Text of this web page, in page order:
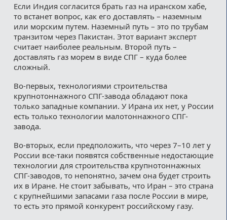
Если Индия согласится брать газ на иранском хабе,
то встанет вопрос, как его доставлять – наземным
или морским путем. Наземный путь – это по трубам
транзитом через Пакистан. Этот вариант эксперт
считает наиболее реальным. Второй путь –
доставлять газ морем в виде СПГ – куда более
сложный.
Во-первых, технологиями строительства
крупнотоннажного СПГ-завода обладают пока
только западные компании. У Ирана их нет, у России
есть только технологии малотоннажного СПГ-
завода.
Во-вторых, если предположить, что через 7–10 лет у
России все-таки появятся собственные недостающие
технологии для строительства крупнотоннажных
СПГ-заводов, то непонятно, зачем она будет строить
их в Иране. Не стоит забывать, что Иран – это страна
с крупнейшими запасами газа после России в мире,
то есть это прямой конкурент российскому газу.